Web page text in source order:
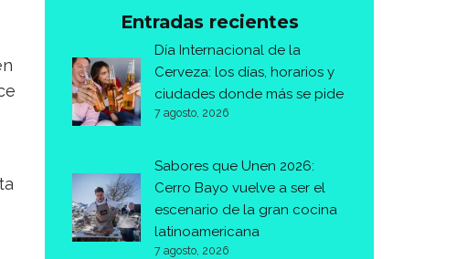
Entradas recientes
Día Internacional de la
Cerveza: los días, horarios y
ciudades donde más se pide
7 agosto, 2026
Sabores que Unen 2026:
Cerro Bayo vuelve a ser el
escenario de la gran cocina
latinoamericana
7 agosto, 2026